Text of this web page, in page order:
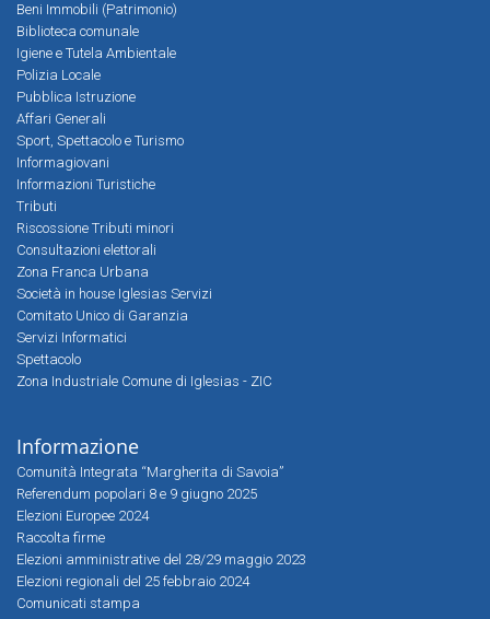
Beni Immobili (Patrimonio)
Biblioteca comunale
Igiene e Tutela Ambientale
Polizia Locale
Pubblica Istruzione
Affari Generali
Sport, Spettacolo e Turismo
Informagiovani
Informazioni Turistiche
Tributi
Riscossione Tributi minori
Consultazioni elettorali
Zona Franca Urbana
Società in house Iglesias Servizi
Comitato Unico di Garanzia
Servizi Informatici
Spettacolo
Zona Industriale Comune di Iglesias - ZIC
Informazione
Comunità Integrata “Margherita di Savoia”
Referendum popolari 8 e 9 giugno 2025
Elezioni Europee 2024
Raccolta firme
Elezioni amministrative del 28/29 maggio 2023
Elezioni regionali del 25 febbraio 2024
Comunicati stampa